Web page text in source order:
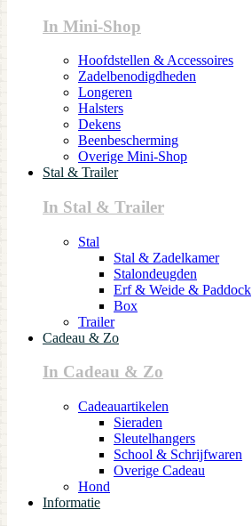
In Mini-Shop
Hoofdstellen & Accessoires
Zadelbenodigdheden
Longeren
Halsters
Dekens
Beenbescherming
Overige Mini-Shop
Stal & Trailer
In Stal & Trailer
Stal
Stal & Zadelkamer
Stalondeugden
Erf & Weide & Paddock
Box
Trailer
Cadeau & Zo
In Cadeau & Zo
Cadeauartikelen
Sieraden
Sleutelhangers
School & Schrijfwaren
Overige Cadeau
Hond
Informatie